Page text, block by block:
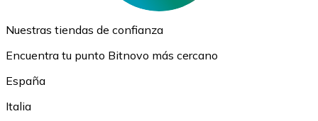
Nuestras tiendas de confianza
Encuentra tu punto Bitnovo más cercano
España
Italia